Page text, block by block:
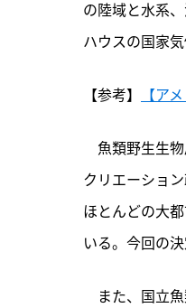
の陸域と水系
ハウスの国家
【参考】 【ア
魚類野生生
クリエーショ
ほとんどの大
いる。今回の
また、国立